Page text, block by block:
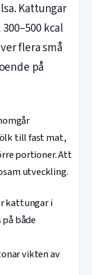
Kattungar
kcal
flera små
på
till fast mat,
portioner. Att
utveckling.
kattungar i
på både
vikten av